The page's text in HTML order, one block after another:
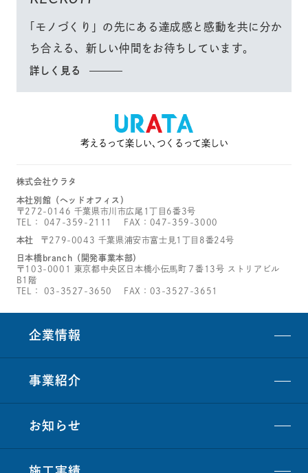
「モノづくり」 の先にある達成感と感動を共に分か
ち合える、 新しい仲間をお待ちしています。
詳しく見る
考えるって楽しい､つくるって楽しい
株式会社ウラタ
本社別館（ヘッドオフィス）
〒272-0146 千葉県市川市広尾1丁目6番3号
TEL： 047-359-2111 FAX：047-359-3000
本社 〒279-0043 千葉県浦安市富士見1丁目8番24号
日本橋branch（開発事業本部）
〒103-0001 東京都中央区日本橋小伝馬町７番13号 ストリアビル
B1階
TEL： 03-3527-3650 FAX：03-3527-3651
企業情報
事業紹介
お知らせ